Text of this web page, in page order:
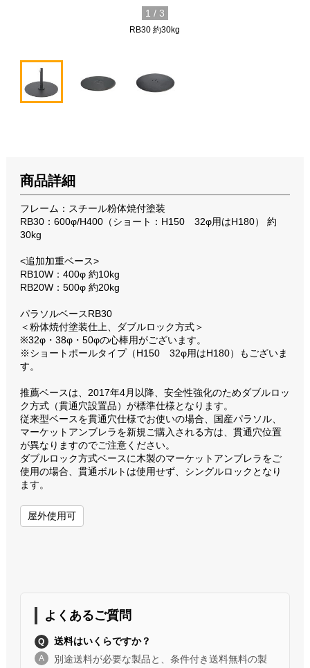
RB30 約30kg
1 / 3
商品詳細
フレーム：スチール粉体焼付塗装
RB30：600φ/H400（ショート：H150 32φ用はH180） 約
30kg
<追加加重ベース>
RB10W：400φ 約10kg
RB20W：500φ 約20kg
パラソルベースRB30
＜粉体焼付塗装仕上、ダブルロック方式＞
※32φ・38φ・50φの心棒用がございます。
※ショートポールタイプ（H150 32φ用はH180）もございま
す。
推薦ベースは、2017年4月以降、安全性強化のためダブルロッ
ク方式（貫通穴設置品）が標準仕様となります。
従来型ベースを貫通穴仕様でお使いの場合、国産パラソル、
マーケットアンブレラを新規ご購入される方は、貫通穴位置
が異なりますのでご注意ください。
ダブルロック方式ベースに木製のマーケットアンブレラをご
使用の場合、貫通ボルトは使用せず、シングルロックとなり
ます。
屋外使用可
よくあるご質問
送料はいくらですか？
別途送料が必要な製品と、条件付き送料無料の製